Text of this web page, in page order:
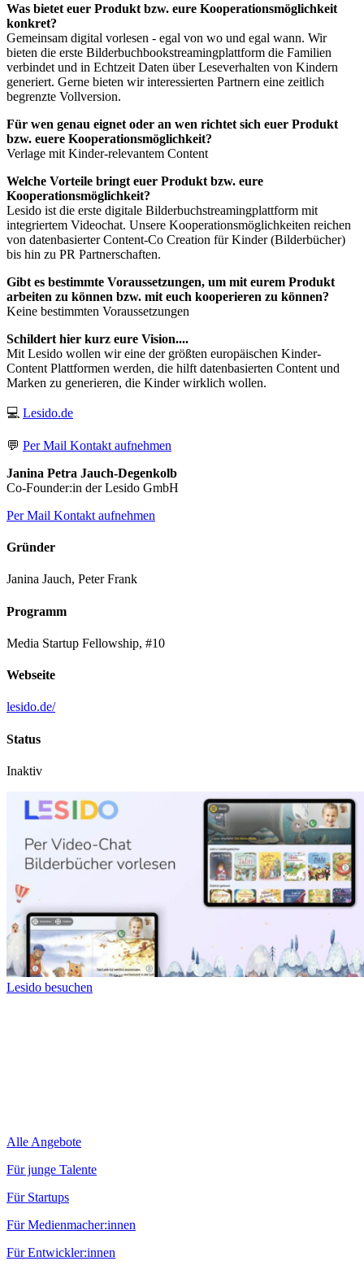
Was bietet euer Produkt bzw. eure Kooperationsmöglichkeit
konkret?
Gemeinsam digital vorlesen - egal von wo und egal wann. Wir
bieten die erste Bilderbuchbookstreamingplattform die Familien
verbindet und in Echtzeit Daten über Leseverhalten von Kindern
generiert. Gerne bieten wir interessierten Partnern eine zeitlich
begrenzte Vollversion.
Für wen genau eignet oder an wen richtet sich euer Produkt
bzw. euere Kooperationsmöglichkeit?
Verlage mit Kinder-relevantem Content
Welche Vorteile bringt euer Produkt bzw. eure
Kooperationsmöglichkeit?
Lesido ist die erste digitale Bilderbuchstreamingplattform mit
integriertem Videochat. Unsere Kooperationsmöglichkeiten reichen
von datenbasierter Content-Co Creation für Kinder (Bilderbücher)
bis hin zu PR Partnerschaften.
Gibt es bestimmte Voraussetzungen, um mit eurem Produkt
arbeiten zu können bzw. mit euch kooperieren zu können?
Keine bestimmten Voraussetzungen
Schildert hier kurz eure Vision....
Mit Lesido wollen wir eine der größten europäischen Kinder-
Content Plattformen werden, die hilft datenbasierten Content und
Marken zu generieren, die Kinder wirklich wollen.
💻 Lesido.de
💬 Per Mail Kontakt aufnehmen
Janina Petra Jauch-Degenkolb
Co-Founder:in der Lesido GmbH
Per Mail Kontakt aufnehmen
Gründer
Janina Jauch, Peter Frank
Programm
Media Startup Fellowship, #10
Webseite
lesido.de/
Status
Inaktiv
Lesido besuchen
Alle Angebote
Für junge Talente
Für Startups
Für Medienmacher:innen
Für Entwickler:innen